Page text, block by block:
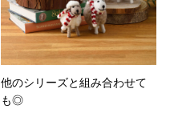
他のシリーズと組み合わせて
も◎